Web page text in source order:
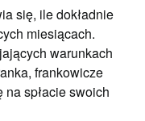
się, ile dokładnie
miesiącach.
warunkach
frankowicze
spłacie swoich